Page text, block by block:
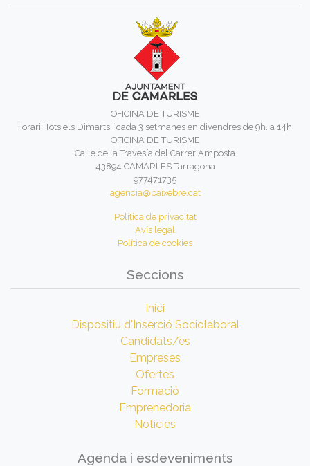
OFICINA DE TURISME
Horari: Tots els Dimarts i cada 3 setmanes en divendres de 9h. a 14h.
OFICINA DE TURISME
Calle de la Travesía del Carrer Amposta
43894 CAMARLES Tarragona
977471735
agencia@baixebre.cat
Política de privacitat
Avís legal
Política de cookies
Seccions
Inici
Dispositiu d'Inserció Sociolaboral
Candidats/es
Empreses
Ofertes
Formació
Emprenedoria
Notícies
Agenda i esdeveniments